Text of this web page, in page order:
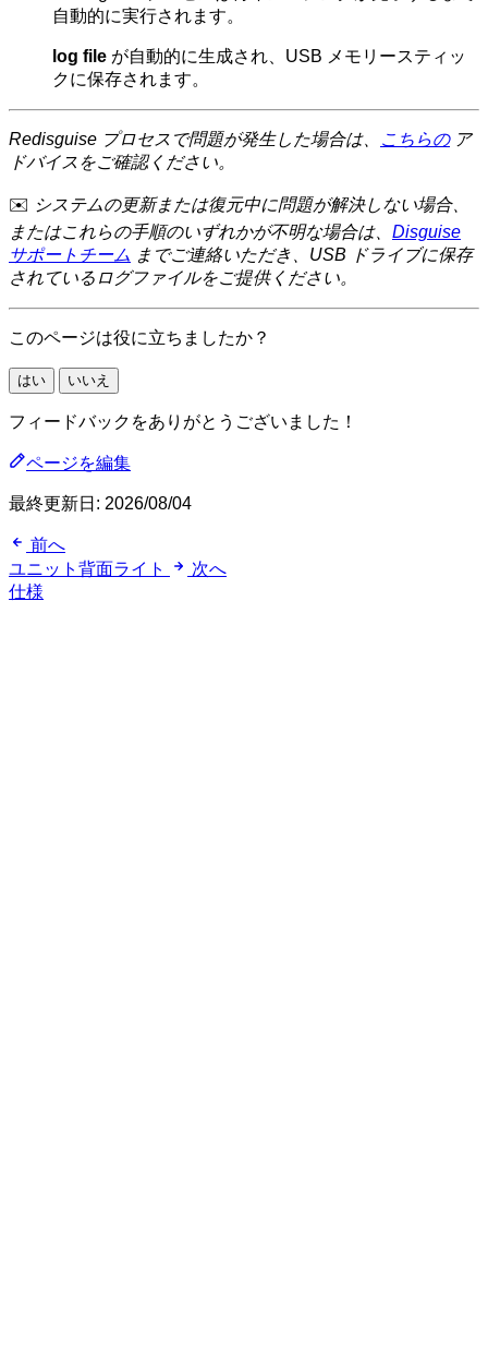
自動的に実行されます。
log file が自動的に生成され、USB メモリースティッ
クに保存されます。
Redisguise プロセスで問題が発生した場合は、 こちらのア
ドバイスをご確認ください。
✉️ システムの更新または復元中に問題が解決しない場合、
またはこれらの手順のいずれかが不明な場合は、 Disguise
サポートチーム までご連絡いただき、USB ドライブに保存
されているログファイルをご提供ください。
このページは役に立ちましたか？
はい いいえ
フィードバックをありがとうございました！
ページを編集
最終更新日: 2026/08/04
前へ
ユニット背面ライト
次へ
仕様